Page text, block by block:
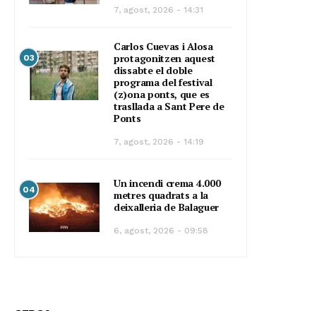
7, agost, 2026 - 14:31
03
Carlos Cuevas i Alosa
protagonitzen aquest
dissabte el doble
programa del festival
(z)ona ponts, que es
trasllada a Sant Pere de
Ponts
7, agost, 2026 - 14:19
04
Un incendi crema 4.000
metres quadrats a la
deixalleria de Balaguer
6, agost, 2026 - 09:58